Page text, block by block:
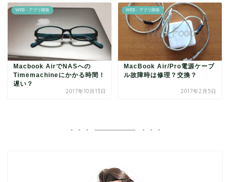
WEB・アプリ開発
Macbook AirでNASへの
Timemachineにかかる時間！
遅い？
2017年10月13日
WEB・アプリ開発
MacBook Air/Pro電源ケーブ
ル故障時は修理？交換？
2017年2月5日